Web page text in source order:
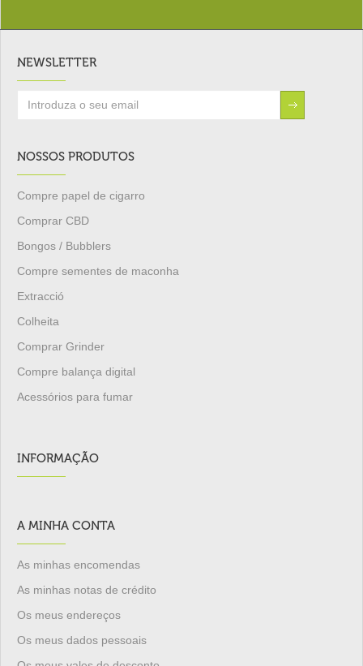
NEWSLETTER
NOSSOS PRODUTOS
Compre papel de cigarro
Comprar CBD
Bongos / Bubblers
Compre sementes de maconha
Extracció
Colheita
Comprar Grinder
Compre balança digital
Acessórios para fumar
INFORMAÇÃO
A MINHA CONTA
As minhas encomendas
As minhas notas de crédito
Os meus endereços
Os meus dados pessoais